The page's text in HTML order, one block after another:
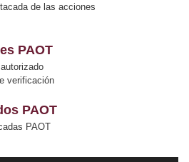
de las acciones
PAOT
verificación
PAOT
PAOT